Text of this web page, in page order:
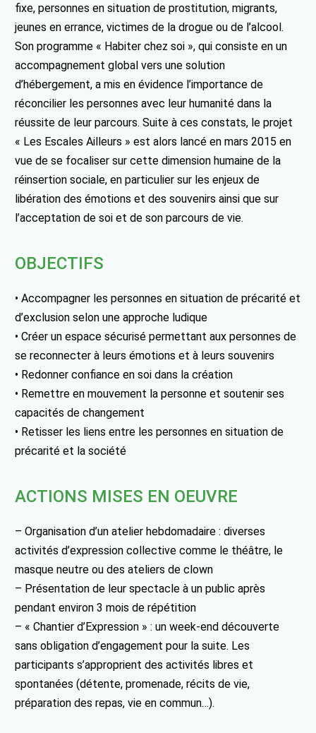
fixe, personnes en situation de prostitution, migrants,
jeunes en errance, victimes de la drogue ou de l’alcool.
Son programme « Habiter chez soi », qui consiste en un
accompagnement global vers une solution
d’hébergement, a mis en évidence l’importance de
réconcilier les personnes avec leur humanité dans la
réussite de leur parcours. Suite à ces constats, le projet
« Les Escales Ailleurs » est alors lancé en mars 2015 en
vue de se focaliser sur cette dimension humaine de la
réinsertion sociale, en particulier sur les enjeux de
libération des émotions et des souvenirs ainsi que sur
l’acceptation de soi et de son parcours de vie.
OBJECTIFS
• Accompagner les personnes en situation de précarité et
d’exclusion selon une approche ludique
• Créer un espace sécurisé permettant aux personnes de
se reconnecter à leurs émotions et à leurs souvenirs
• Redonner confiance en soi dans la création
• Remettre en mouvement la personne et soutenir ses
capacités de changement
• Retisser les liens entre les personnes en situation de
précarité et la société
ACTIONS MISES EN OEUVRE
– Organisation d’un atelier hebdomadaire : diverses
activités d’expression collective comme le théâtre, le
masque neutre ou des ateliers de clown
– Présentation de leur spectacle à un public après
pendant environ 3 mois de répétition
– « Chantier d’Expression » : un week-end découverte
sans obligation d’engagement pour la suite. Les
participants s’approprient des activités libres et
spontanées (détente, promenade, récits de vie,
préparation des repas, vie en commun…).